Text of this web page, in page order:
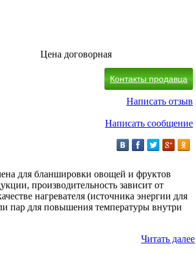
Цена договорная
Контакты продавца
Написать отзыв
Написать сообщение
для бланшировки овощей и фруктов
производительность зависит от
нагревателя (источника энергии для
пар для повышения температуры внутри
Читать далее